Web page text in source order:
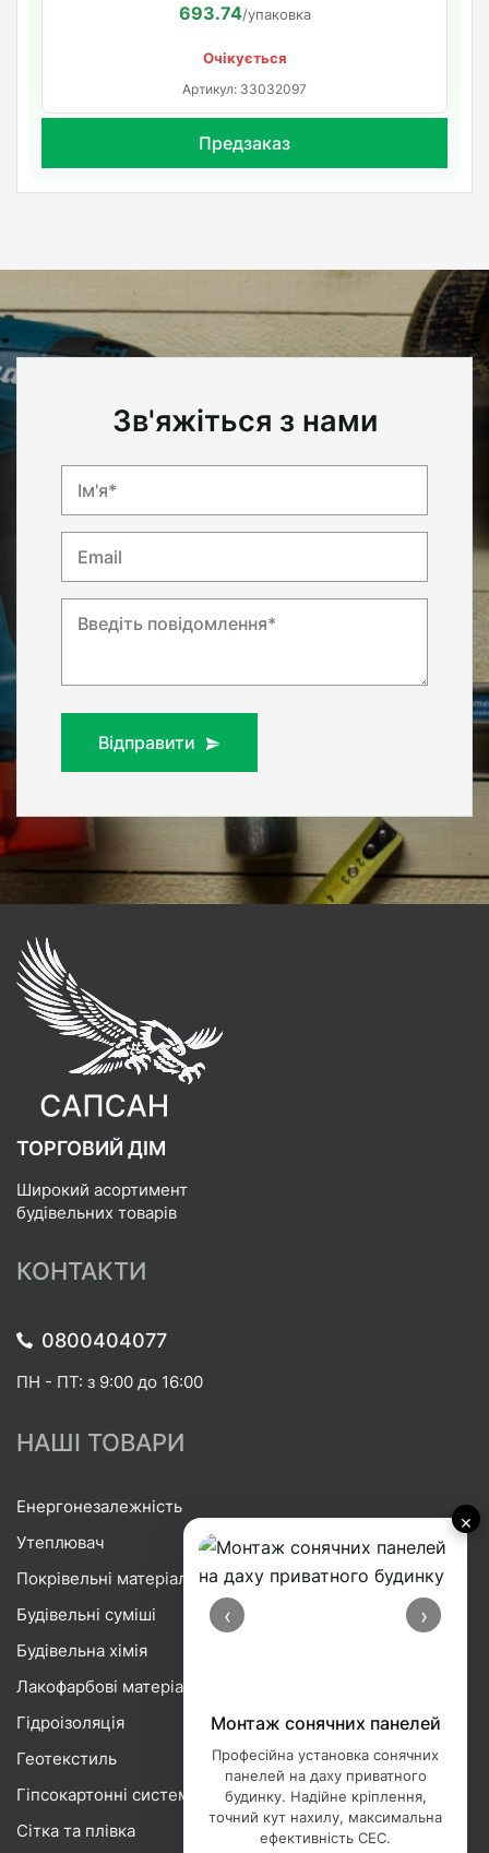
×
‹ ›
Монтаж сонячних панелей
Професійна установка сонячних
панелей на даху приватного
будинку. Надійне кріплення,
точний кут нахилу, максимальна
ефективність СЕС.
693.74/упаковка
Очікується
Артикул: 33032097
Предзаказ
Зв'яжіться з нами
Ім'я*
Email
Введіть повідомлення*
Відправити
ТОРГОВИЙ ДІМ
Широкий асортимент
будівельних товарів
КОНТАКТИ
0800404077
ПН - ПТ: з 9:00 до 16:00
НАШІ ТОВАРИ
Енергонезалежність
Утеплювач
Покрівельні матеріали
Будівельні суміші
Будівельна хімія
Лакофарбові матеріали
Гідроізоляція
Геотекстиль
Гіпсокартонні системи
Сітка та плівка